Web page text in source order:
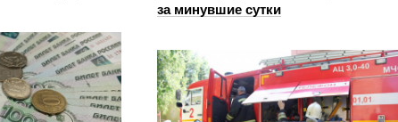
за минувшие сутки